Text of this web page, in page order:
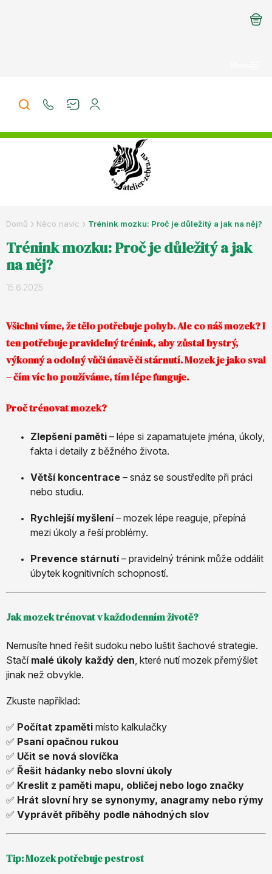
Domů Něco navíc Trénink mozku: Proč je důležitý a jak na něj?
Trénink mozku: Proč je důležitý a jak
na něj?
15.6.2025
Všichni víme, že tělo potřebuje pohyb. Ale co náš mozek? I
ten potřebuje pravidelný trénink, aby zůstal bystrý,
výkonný a odolný vůči únavě či stárnutí. Mozek je jako sval
– čím víc ho používáme, tím lépe funguje.
Proč trénovat mozek?
Zlepšení paměti – lépe si zapamatujete jména, úkoly,
fakta i detaily z běžného života.
Větší koncentrace – snáz se soustředíte při práci
nebo studiu.
Rychlejší myšlení– mozek lépe reaguje, přepíná
mezi úkoly a řeší problémy.
Prevence stárnutí– pravidelný trénink může oddálit
úbytek kognitivních schopností.
Jak mozek trénovat v každodenním životě?
Nemusíte hned řešit sudoku nebo luštit šachové strategie.
Stačí malé úkoly každý den, které nutí mozek přemýšlet
jinak než obvykle.
Zkuste například:
✅ Počítat zpaměti místo kalkulačky
✅ Psaní opačnou rukou
✅ Učit se nová slovíčka
✅ Řešit hádanky nebo slovní úkoly
✅ Kreslit z paměti mapu, obličej nebo logo značky
✅ Hrát slovní hry se synonymy, anagramy nebo rýmy
✅ Vyprávět příběhy podle náhodných slov
Tip: Mozek potřebuje pestrost